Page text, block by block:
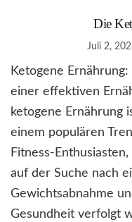
Die
Juli 2,
Ketogene
einer effektiven
ketogene Ernährung
einem populären
Fitness-
auf der Suche nach
Gewichtsabnahme
Gesundheit verfolgt